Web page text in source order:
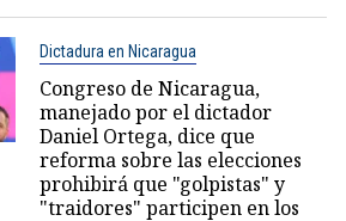
Dictadura en Nicaragua
Congreso de Nicaragua,
manejado por el dictador
Daniel Ortega, dice que
reforma sobre las elecciones
prohibirá que "golpistas" y
"traidores" participen en los